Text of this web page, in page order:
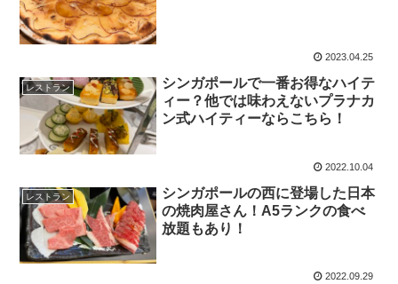
2023.04.25
レストラン
シンガポールで一番お得なハイテ
ィー？他では味わえないプラナカ
ン式ハイティーならこちら！
2022.10.04
レストラン
シンガポールの西に登場した日本
の焼肉屋さん！A5ランクの食べ
放題もあり！
2022.09.29